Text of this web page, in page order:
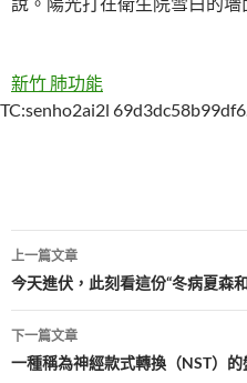
新竹 肺功能
TC:senho2ai2l
文
章
導
覽
上一篇文章
今天進伏，此刻看這份“冬病夏森
下一篇文章
一種稱為神經款式轉換（NST）